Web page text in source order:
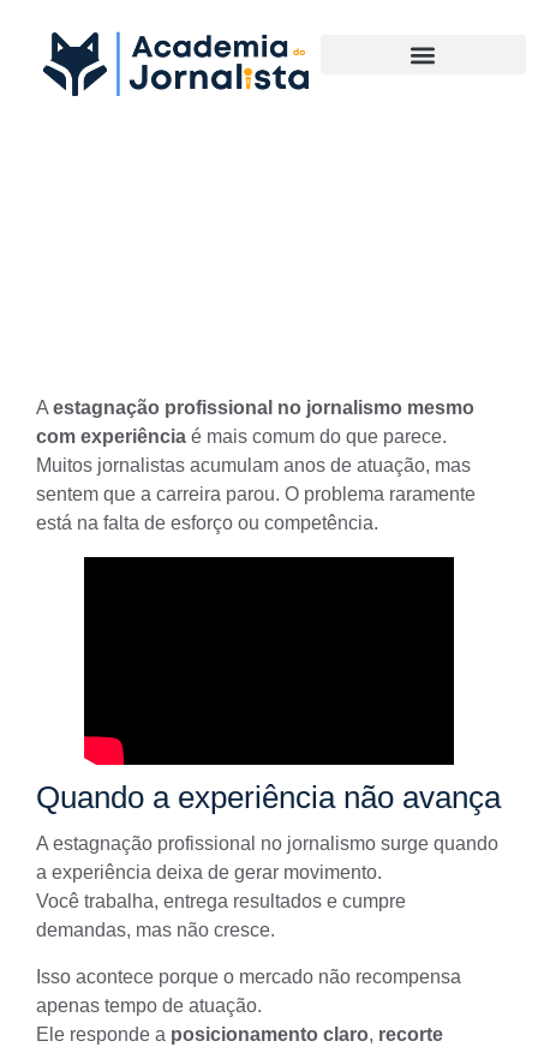
A estagnação profissional no jornalismo mesmo
com experiência é mais comum do que parece.
Muitos jornalistas acumulam anos de atuação, mas
sentem que a carreira parou. O problema raramente
está na falta de esforço ou competência.
Quando a experiência não avança
A estagnação profissional no jornalismo surge quando
a experiência deixa de gerar movimento.
Você trabalha, entrega resultados e cumpre
demandas, mas não cresce.
Isso acontece porque o mercado não recompensa
apenas tempo de atuação.
Ele responde a posicionamento claro, recorte